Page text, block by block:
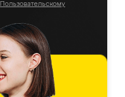
Пользовательскому